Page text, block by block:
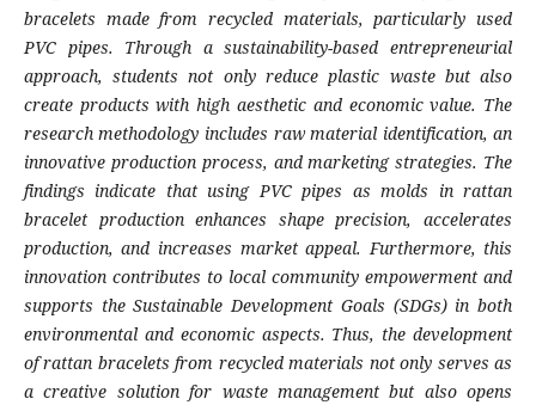
bracelets made from recycled materials, particularly used
PVC pipes. Through a sustainability-based entrepreneurial
approach, students not only reduce plastic waste but also
create products with high aesthetic and economic value. The
research methodology includes raw material identification, an
innovative production process, and marketing strategies. The
findings indicate that using PVC pipes as molds in rattan
bracelet production enhances shape precision, accelerates
production, and increases market appeal. Furthermore, this
innovation contributes to local community empowerment and
supports the Sustainable Development Goals (SDGs) in both
environmental and economic aspects. Thus, the development
of rattan bracelets from recycled materials not only serves as
a creative solution for waste management but also opens